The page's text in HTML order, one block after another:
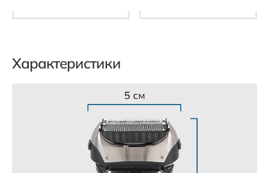
Характеристики